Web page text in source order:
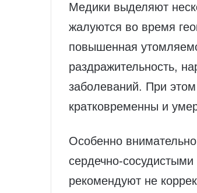
Медики выделяют
жалуются во время
повышенная
раздражительность,
заболеваний. При
кратковременны и
Особенно
рекомендуют не